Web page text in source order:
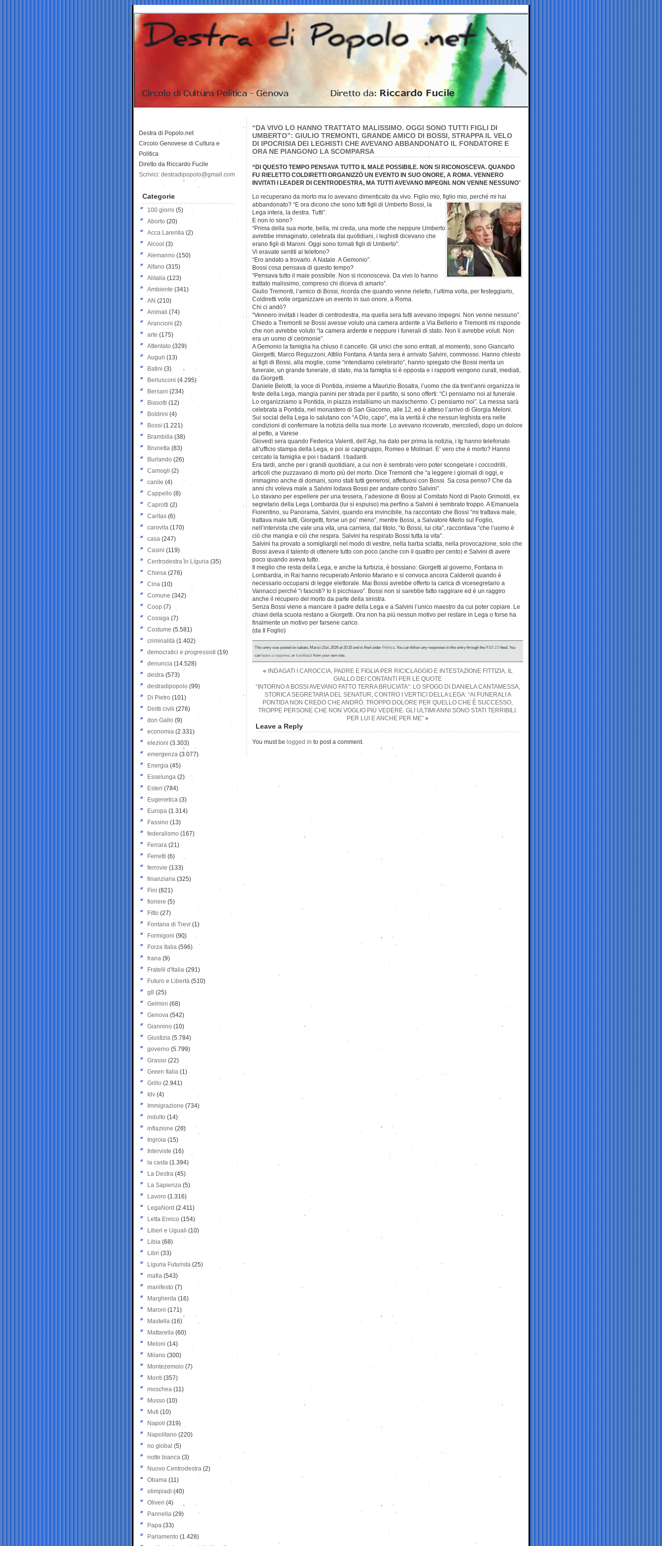
“DA VIVO LO HANNO TRATTATO MALISSIMO. OGGI SONO TUTTI FIGLI DI
UMBERTO”: GIULIO TREMONTI, GRANDE AMICO DI BOSSI, STRAPPA IL VELO
DI IPOCRISIA DEI LEGHISTI CHE AVEVANO ABBANDONATO IL FONDATORE E
ORA NE PIANGONO LA SCOMPARSA
“DI QUESTO TEMPO PENSAVA TUTTO IL MALE POSSIBILE. NON SI RICONOSCEVA. QUANDO
FU RIELETTO COLDIRETTI ORGANIZZÒ UN EVENTO IN SUO ONORE, A ROMA. VENNERO
INVITATI I LEADER DI CENTRODESTRA, MA TUTTI AVEVANO IMPEGNI. NON VENNE NESSUNO”
Lo recuperano da morto ma lo avevano dimenticato da vivo. Figlio mio, figlio mio, perché mi hai
abbandonato? “E ora dicono che sono tutti figli di Umberto Bossi, la
Lega intera, la destra. Tutti”.
E non lo sono?
“Prima della sua morte, bella, mi creda, una morte che neppure Umberto
avrebbe immaginato, celebrata dai quotidiani, i leghisti dicevano che
erano figli di Maroni. Oggi sono tornati figli di Umberto”.
Vi eravate sentiti al telefono?
“Ero andato a trovarlo. A Natale. A Gemonio”.
Bossi cosa pensava di questo tempo?
“Pensava tutto il male possibile. Non si riconosceva. Da vivo lo hanno
trattato malissimo, compreso chi diceva di amarlo”.
Giulio Tremonti, l’amico di Bossi, ricorda che quando venne rieletto, l’ultima volta, per festeggiarlo,
Coldiretti volle organizzare un evento in suo onore, a Roma.
Chi ci andò?
“Vennero invitati i leader di centrodestra, ma quella sera tutti avevano impegni. Non venne nessuno”.
Chiedo a Tremonti se Bossi avesse voluto una camera ardente a Via Bellerio e Tremonti mi risponde
che non avrebbe voluto “la camera ardente e neppure i funerali di stato. Non li avrebbe voluti. Non
era un uomo di cerimonie”.
A Gemonio la famiglia ha chiuso il cancello. Gli unici che sono entrati, al momento, sono Giancarlo
Giorgetti, Marco Reguzzoni, Attilio Fontana. A tarda sera è arrivato Salvini, commosso. Hanno chiesto
ai figli di Bossi, alla moglie, come “intendiamo celebrarlo”, hanno spiegato che Bossi merita un
funerale, un grande funerale, di stato, ma la famiglia si è opposta e i rapporti vengono curati, mediati,
da Giorgetti.
Daniele Belotti, la voce di Pontida, insieme a Maurizio Bosatra, l’uomo che da trent’anni organizza le
feste della Lega, mangia panini per strada per il partito, si sono offerti: “Ci pensiamo noi al funerale.
Lo organizziamo a Pontida, in piazza installiamo un maxischermo. Ci pensiamo noi”. La messa sarà
celebrata a Pontida, nel monastero di San Giacomo, alle 12, ed è atteso l’arrivo di Giorgia Meloni.
Sui social della Lega lo salutano con “A Dio, capo”, ma la verità è che nessun leghista era nelle
condizioni di confermare la notizia della sua morte. Lo avevano ricoverato, mercoledì, dopo un dolore
al petto, a Varese
Giovedì sera quando Federica Valenti, dell’Agi, ha dato per prima la notizia, i tg hanno telefonato
all’ufficio stampa della Lega, e poi ai capigruppo, Romeo e Molinari. E’ vero che è morto? Hanno
cercato la famiglia e poi i badanti. I badanti.
Era tardi, anche per i grandi quotidiani, a cui non è sembrato vero poter scongelare i coccodrilli,
articoli che puzzavano di morto più del morto. Dice Tremonti che “a leggere i giornali di oggi, e
immagino anche di domani, sono stati tutti generosi, affettuosi con Bossi. Sa cosa penso? Che da
anni chi voleva male a Salvini lodava Bossi per andare contro Salvini”.
Lo stavano per espellere per una tessera, l’adesione di Bossi al Comitato Nord di Paolo Grimoldi, ex
segretario della Lega Lombarda (lui sì espulso) ma perfino a Salvini è sembrato troppo. A Emanuela
Fiorentino, su Panorama, Salvini, quando era invincibile, ha raccontato che Bossi “mi trattava male,
trattava male tutti, Giorgetti, forse un po’ meno”, mentre Bossi, a Salvatore Merlo sul Foglio,
nell’intervista che vale una vita, una carriera, dal titolo, “Io Bossi, lui cita”, raccontava “che l’uomo è
ciò che mangia e ciò che respira. Salvini ha respirato Bossi tutta la vita”.
Salvini ha provato a somigliargli nel modo di vestire, nella barba sciatta, nella provocazione, solo che
Bossi aveva il talento di ottenere tutto con poco (anche con il quattro per cento) e Salvini di avere
poco quando aveva tutto.
Il meglio che resta della Lega, e anche la furbizia, è bossiano: Giorgetti al governo, Fontana in
Lombardia, in Rai hanno recuperato Antonio Marano e si convoca ancora Calderoli quando è
necessario occuparsi di legge elettorale. Mai Bossi avrebbe offerto la carica di vicesegretario a
Vannacci perché “i fascisti? Io li picchiavo”. Bossi non si sarebbe fatto raggirare ed è un raggiro
anche il recupero del morto da parte della sinistra.
Senza Bossi viene a mancare il padre della Lega e a Salvini l’unico maestro da cui poter copiare. Le
chiavi della scuola restano a Giorgetti. Ora non ha più nessun motivo per restare in Lega o forse ha
finalmente un motivo per farsene carico.
(da Il Foglio)
This entry was posted on sabato, Marzo 21st, 2026 at 20:15 and is filed underPolitica. You can follow any responses to this entry through theRSS 2.0feed. You
canleave a response, ortrackbackfrom your own site.
«
INDAGATI I CAROCCIA, PADRE E FIGLIA PER RICICLAGGIO E INTESTAZIONE FITTIZIA, IL
GIALLO DEI CONTANTI PER LE QUOTE
“INTORNO A BOSSI AVEVANO FATTO TERRA BRUCIATA”: LO SFOGO DI DANIELA CANTAMESSA,
STORICA SEGRETARIA DEL SENATUR, CONTRO I VERTICI DELLA LEGA: “AI FUNERALI A
PONTIDA NON CREDO CHE ANDRÒ. TROPPO DOLORE PER QUELLO CHE È SUCCESSO,
TROPPE PERSONE CHE NON VOGLIO PIÙ VEDERE. GLI ULTIMI ANNI SONO STATI TERRIBILI.
PER LUI E ANCHE PER ME” »
Leave a Reply
You must be logged in to post a comment.
Destra di Popolo.net
Circolo Genovese di Cultura e
Politica
Diretto da Riccardo Fucile
Scrivici: destradipopolo@gmail.com
Categorie
100 giorni (5)
Aborto (20)
Acca Larentia (2)
Alcool (3)
Alemanno (150)
Alfano (315)
Alitalia (123)
Ambiente (341)
AN (210)
Animali (74)
Arancioni (2)
arte (175)
Attentato (329)
Auguri (13)
Batini (3)
Berlusconi (4.295)
Bersani (234)
Biasotti (12)
Boldrini (4)
Bossi (1.221)
Brambilla (38)
Brunetta (83)
Burlando (26)
Camogli (2)
canile (4)
Cappello (8)
Caprotti (2)
Caritas (6)
carovita (170)
casa (247)
Casini (119)
Centrodestra in Liguria (35)
Chiesa (276)
Cina (10)
Comune (342)
Coop (7)
Cossiga (7)
Costume (5.581)
criminalità (1.402)
democratici e progressisti (19)
denuncia (14.528)
destra (573)
destradipopolo (99)
Di Pietro (101)
Diritti civili (276)
don Gallo (9)
economia (2.331)
elezioni (3.303)
emergenza (3.077)
Energia (45)
Esselunga (2)
Esteri (784)
Eugenetica (3)
Europa (1.314)
Fassino (13)
federalismo (167)
Ferrara (21)
Ferretti (6)
ferrovie (133)
finanziaria (325)
Fini (821)
fioriere (5)
Fitto (27)
Fontana di Trevi (1)
Formigoni (90)
Forza Italia (596)
frana (9)
Fratelli d'Italia (291)
Futuro e Libertà (510)
g8 (25)
Gelmini (68)
Genova (542)
Giannino (10)
Giustizia (5.784)
governo (5.799)
Grasso (22)
Green Italia (1)
Grillo (2.941)
Idv (4)
Immigrazione (734)
indulto (14)
inflazione (26)
Ingroia (15)
Interviste (16)
la casta (1.394)
La Destra (45)
La Sapienza (5)
Lavoro (1.316)
LegaNord (2.411)
Letta Enrico (154)
Liberi e Uguali (10)
Libia (68)
Libri (33)
Liguria Futurista (25)
mafia (543)
manifesto (7)
Margherita (16)
Maroni (171)
Mastella (16)
Mattarella (60)
Meloni (14)
Milano (300)
Montezemolo (7)
Monti (357)
moschea (11)
Musso (10)
Muti (10)
Napoli (319)
Napolitano (220)
no global (5)
notte bianca (3)
Nuovo Centrodestra (2)
Obama (11)
olimpiadi (40)
Oliveri (4)
Pannella (29)
Papa (33)
Parlamento (1.428)